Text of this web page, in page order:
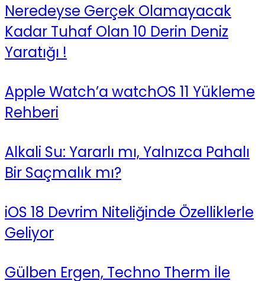
Neredeyse Gerçek Olamayacak
Kadar Tuhaf Olan 10 Derin Deniz
Yaratığı !
Apple Watch’a watchOS 11 Yükleme
Rehberi
Alkali Su: Yararlı mı, Yalnızca Pahalı
Bir Saçmalık mı?
iOS 18 Devrim Niteliğinde Özelliklerle
Geliyor
Gülben Ergen, Techno Therm İle